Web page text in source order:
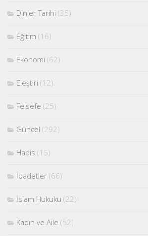
Dinler Tarihi (35)
Eğitim (16)
Ekonomi (62)
Eleştiri (12)
Felsefe (25)
Güncel (292)
Hadis (15)
İbadetler (66)
İslam Hukuku (22)
Kadın ve Aile (52)